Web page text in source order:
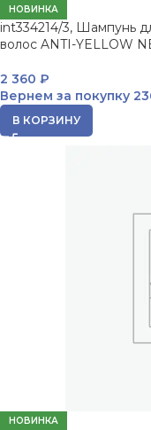
НОВИНКА
int334214/3, Шампунь
волос ANTI-YELLOW
2 360 ₽
Вернем за покупку
В КОРЗИНУ
НОВИНКА